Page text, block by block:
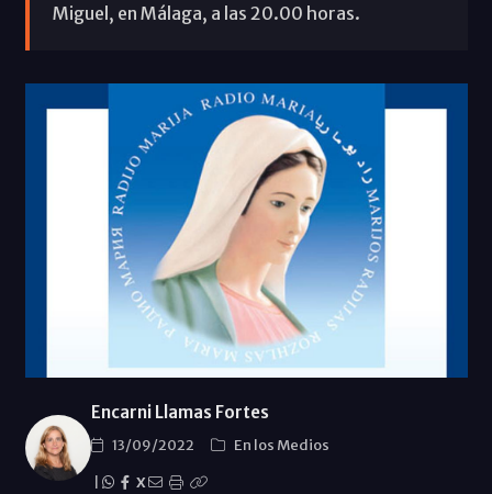
Miguel, en Málaga, a las 20.00 horas.
Encarni Llamas Fortes
13/09/2022
En los Medios
X